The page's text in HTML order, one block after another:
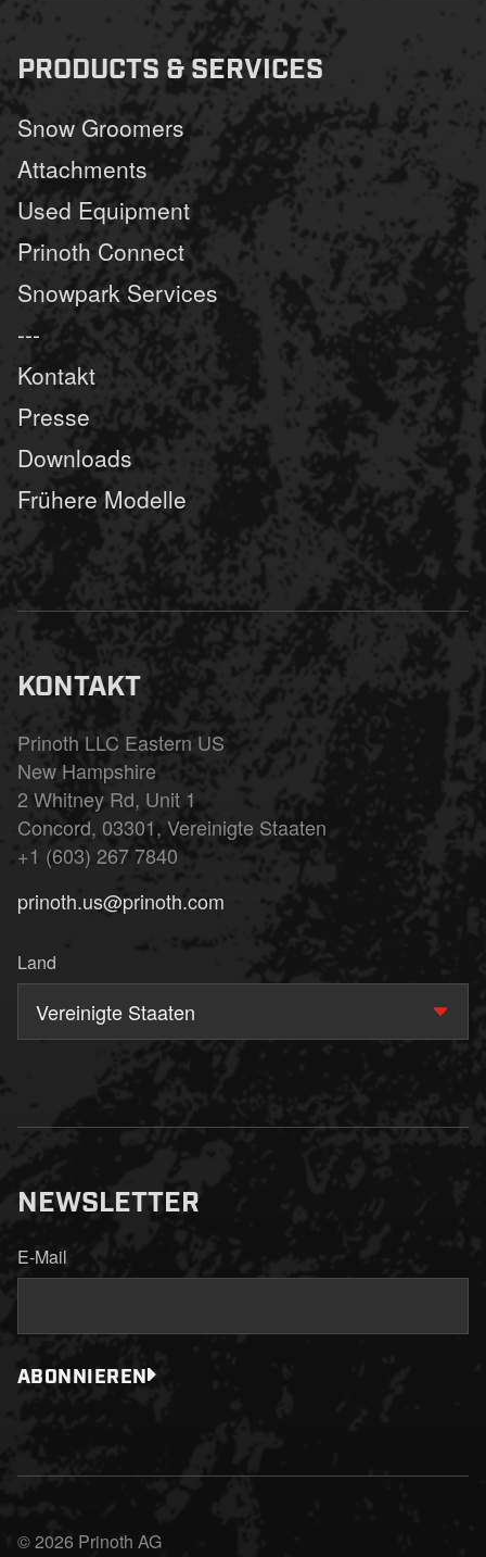
PRODUCTS & SERVICES
Snow Groomers
Attachments
Used Equipment
Prinoth Connect
Snowpark Services
---
Kontakt
Presse
Downloads
Frühere Modelle
KONTAKT
Prinoth LLC Eastern US
New Hampshire
2 Whitney Rd, Unit 1
Concord, 03301, Vereinigte Staaten
+1 (603) 267 7840
prinoth.us@prinoth.com
Land
Vereinigte Staaten
NEWSLETTER
E-Mail
ABONNIEREN
© 2026 Prinoth AG